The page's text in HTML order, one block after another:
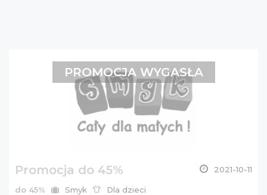
Promocja do 45% 2021-10-11
do 45% Smyk Dla dzieci
PROMOCJA WYGASŁA